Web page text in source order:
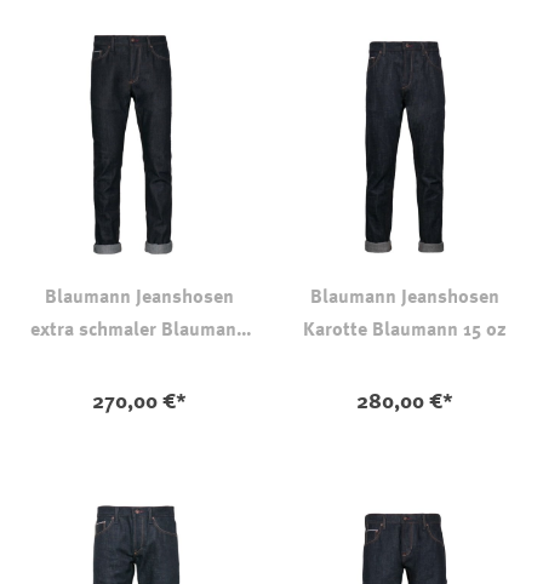
Blaumann Jeanshosen
extra schmaler Blaumann
270,00 €*
Blaumann Jeanshosen
Karotte Blaumann 15 oz
280,00 €*